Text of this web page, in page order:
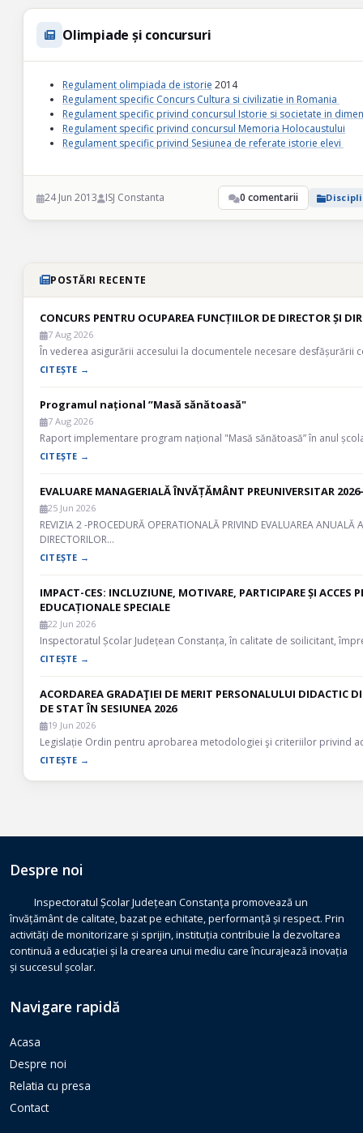
Olimpiade și concursuri
Regulament olimpiada de istorie 2014
Regulament specific Concurs Cultura si civilizatie in Romania
Regulament specific privind concursul Istorie si societate in
Regulament specific privind concursul Memoria Holocaustului
Regulament specific privind Sesiunea de referate istorie elevi
24 Jun 2013 ISJ Constanta 0 comentarii
POSTĂRI RECENTE
CONCURS PENTRU OCUPAREA FUNCȚIILOR DE DIRECTOR ȘI
7 Aug 2026
În vederea asigurării accesului la documentele necesare
CITEȘTE →
Programul național ”Masă sănătoasă"
7 Aug 2026
Raport implementare program național "Masă sănătoasă” în anul
CITEȘTE →
EVALUARE MANAGERIALĂ ÎNVĂȚĂMÂNT PREUNIVERSITAR
25 Jun 2026
REVIZIA 2 -PROCEDURĂ OPERATIONALĂ PRIVIND EVALUAREA ANUALĂ
DIRECTORILOR…
CITEȘTE →
IMPACT-CES: INCLUZIUNE, MOTIVARE, PARTICIPARE ȘI ACCES
EDUCAȚIONALE SPECIALE
22 Jun 2026
Inspectoratul Școlar Județean Constanța, în calitate de soilicitant,
CITEȘTE →
ACORDAREA GRADAŢIEI DE MERIT PERSONALULUI DIDACTIC
DE STAT ÎN SESIUNEA 2026
19 Jun 2026
Legislație Ordin pentru aprobarea metodologiei şi criteriilor privind
CITEȘTE →
Despre noi
Inspectoratul Școlar Județean Constanța promovează un
învățământ de calitate, bazat pe echitate, performanță și respect. Prin
activități de monitorizare și sprijin, instituția contribuie la dezvoltarea
continuă a educației și la crearea unui mediu care încurajează inovația
și succesul școlar.
Navigare rapidă
Acasa
Despre noi
Relatia cu presa
Contact